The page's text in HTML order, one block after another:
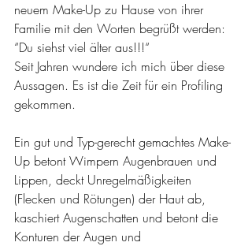
neuem Make-Up zu Hause von ihrer
Familie mit den Worten begrüßt werden:
“Du siehst viel älter aus!!!“
Seit Jahren wundere ich mich über diese
Aussagen. Es ist die Zeit für ein Profiling
gekommen.
Ein gut und Typ-gerecht gemachtes Make-
Up betont Wimpern Augenbrauen und
Lippen, deckt Unregelmäßigkeiten
(Flecken und Rötungen) der Haut ab,
kaschiert Augenschatten und betont die
Konturen der Augen und